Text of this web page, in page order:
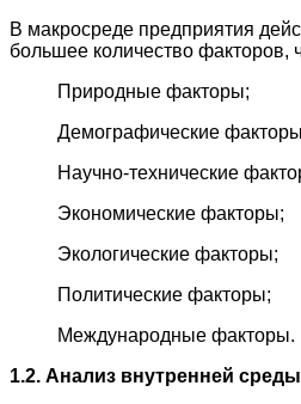
В макросреде предприятия
большее количество факторов,
Природные факторы;
Демографические
Научно-технические
Экономические факторы;
Экологические факторы;
Политические факторы;
Международные факторы.
1.2. Анализ внутренней